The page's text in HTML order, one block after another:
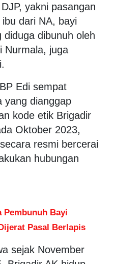
yakni pasangan
dari NA, bayi
diduga dibunuh oleh
Nurmala, juga
Edi sempat
yang dianggap
kode etik Brigadir
Oktober 2023,
resmi bercerai
hubungan
Bayi
Pasal Berlapis
sejak November